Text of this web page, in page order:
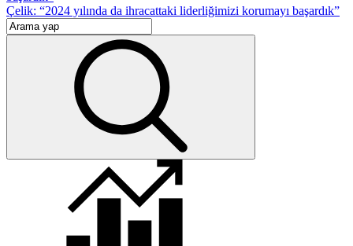
Çelik: “2024 yılında da ihracattaki liderliğimizi korumayı başardık”